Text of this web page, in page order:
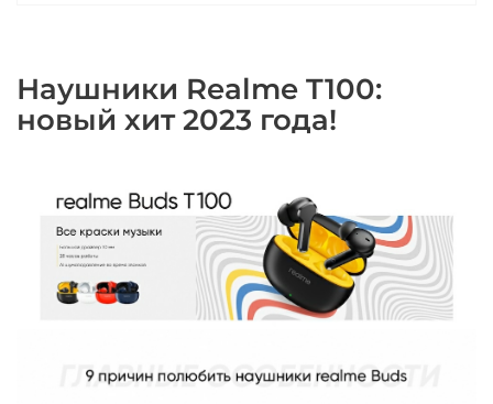
Наушники Realme T100:
новый хит 2023 года!